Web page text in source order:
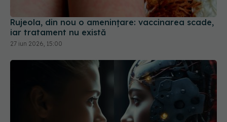
Rujeola, din nou o amenințare: vaccinarea scade,
iar tratament nu există
27 iun 2026, 15:00